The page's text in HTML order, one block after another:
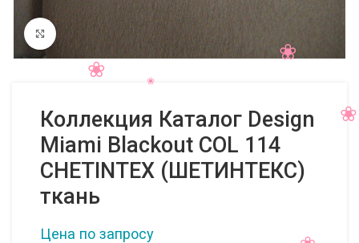
Нажмите, чтобы увеличить
Коллекция Каталог Design
Miami Blackout COL 114
CHETINTEX (ШЕТИНТЕКС)
ткань
Цена по запросу